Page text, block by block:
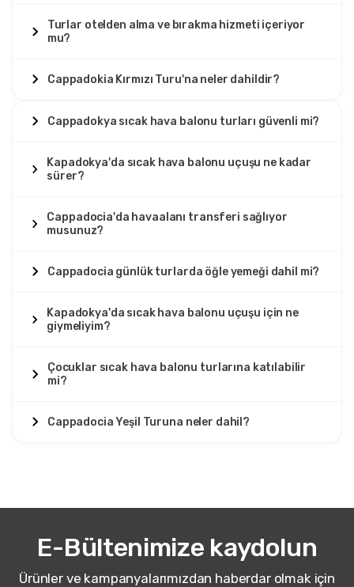
Turlar otelden alma ve bırakma hizmeti içeriyor
mu?
Cappadokia Kırmızı Turu'na neler dahildir?
Cappadokya sıcak hava balonu turları güvenli mi?
Kapadokya'da sıcak hava balonu uçuşu ne kadar
sürer?
Cappadocia'da havaalanı transferi sağlıyor
musunuz?
Cappadocia günlük turlarda öğle yemeği dahil mi?
Kapadokya'da sıcak hava balonu uçuşu için ne
giymeliyim?
Çocuklar sıcak hava balonu turlarına katılabilir
mi?
Cappadocia Yeşil Turuna neler dahil?
E-Bültenimize kaydolun
Ürünler ve kampanyalarımızdan haberdar olmak için